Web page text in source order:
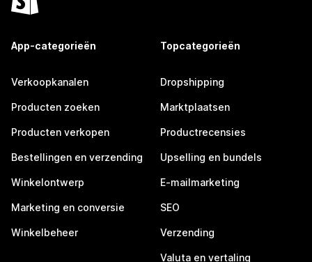
App-categorieën
Verkoopkanalen
Producten zoeken
Producten verkopen
Bestellingen en verzending
Winkelontwerp
Marketing en conversie
Winkelbeheer
Topcategorieën
Dropshipping
Marktplaatsen
Productrecensies
Upselling en bundels
E-mailmarketing
SEO
Verzending
Valuta en vertaling